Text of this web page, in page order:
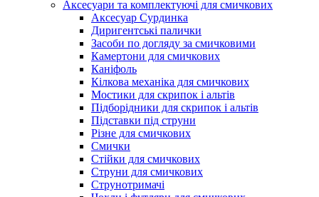
Аксесуари та комплектуючі для смичкових
Аксесуар Сурдинка
Диригентські палички
Засоби по догляду за смичковими
Камертони для смичкових
Каніфоль
Кілкова механіка для смичкових
Мостики для скрипок і альтів
Підборiдники для скрипок і альтів
Підставки під струни
Різне для смичкових
Смички
Стійки для смичкових
Струни для смичкових
Струнотримачі